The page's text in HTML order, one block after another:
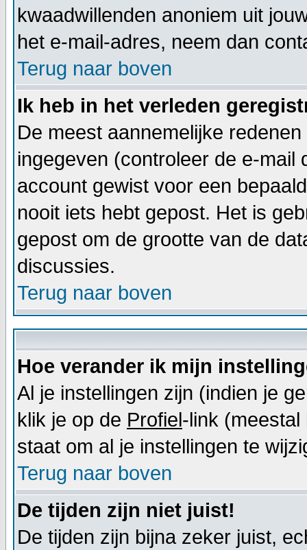
kwaadwillenden anoniem uit
het e-mail-adres, neem dan
Terug naar boven
Ik heb in het verleden
De meest aannemelijke
ingegeven (controleer de e-mail
account gewist voor een
nooit iets hebt gepost. Het is
gepost om de grootte van de
discussies.
Terug naar boven
Hoe verander ik mijn
Al je instellingen zijn (indien je
klik je op de Profiel-link (meestal
staat om al je instellingen te
Terug naar boven
De tijden zijn niet juist!
De tijden zijn bijna zeker juist,